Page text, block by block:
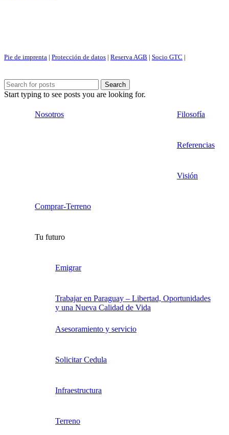
Pie de imprenta | Protección de datos | Reserva AGB | Socio GTC |
Search
Start typing to see posts you are looking for.
Nosotros Filosofía
Referencias
Visión
Comprar-Terreno
Tu futuro
Emigrar
Trabajar en Paraguay – Libertad, Oportunidades
y una Nueva Calidad de Vida
Asesoramiento y servicio
Solicitar Cedula
Infraestructura
Terreno